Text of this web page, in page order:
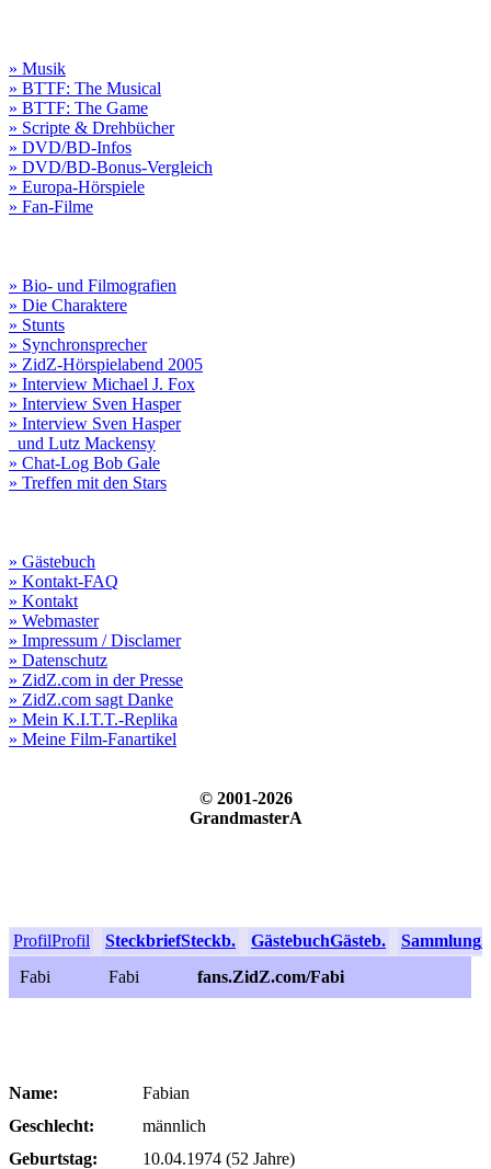
» Musik
» BTTF: The Musical
» BTTF: The Game
» Scripte & Drehbücher
» DVD/BD-Infos
» DVD/BD-Bonus-Vergleich
» Europa-Hörspiele
» Fan-Filme
» Bio- und Filmografien
» Die Charaktere
» Stunts
» Synchronsprecher
» ZidZ-Hörspielabend 2005
» Interview Michael J. Fox
» Interview Sven Hasper
» Interview Sven Hasper
und Lutz Mackensy
» Chat-Log Bob Gale
» Treffen mit den Stars
» Gästebuch
» Kontakt-FAQ
» Kontakt
» Webmaster
» Impressum / Disclamer
» Datenschutz
» ZidZ.com in der Presse
» ZidZ.com sagt Danke
» Mein K.I.T.T.-Replika
» Meine Film-Fanartikel
© 2001-2026
GrandmasterA
ProfilProfil SteckbriefSteckb. GästebuchGästeb. Sammlung
Fabi
Fabi fans.ZidZ.com/Fabi
Name:
Fabian
Geschlecht:
männlich
Geburtstag:
10.04.1974 (52 Jahre)